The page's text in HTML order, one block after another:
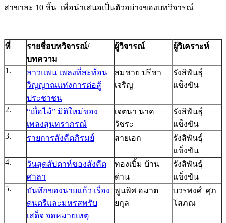
สาขาละ 10 ชิ้น เพื่อนำเสนอเป็นตัวอย่างของบทวิจารณ์
ที่
รายชื่อบทวิจารณ์/
บทความ
ผู้วิจารณ์ ผู้วิเคราะห์
1.
ลาวแพน เพลงที่สะท้อน
วิญญาณแห่งการต่อสู้
ประชาชน
สมชาย ปรีชา
เจริญ
รังสิพันธุ์
แข็งขัน
2.
“เยื่อไม้” มิติใหม่ของ
เพลงสุนทราภรณ์
เจตนา นาค
วัชระ
รังสิพันธุ์
แข็งขัน
3.
รายการสังคีตภิรมย์ สายเอก
รังสิพันธุ์
แข็งขัน
4.
วันสุดสัปดาห์ของสังคีต
ศาลา
ทองเบิ้ม บ้าน
ด่าน
รังสิพันธุ์
แข็งขัน
5.
บันทึกของนายแก้ว เรื่อง
ดนตรีและมหรสพรับ
เสด็จ จดหมายเหตุ
พูนพิศ อมาต
ยกุล
บวรพงศ์ ศุภ
โสภณ